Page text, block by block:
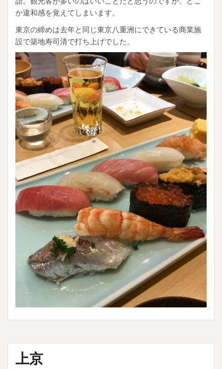
か違和感を覚えてしまいます。
東京の締めは去年と同じ東京八重洲にできている商業施
設で築地寿司清で打ち上げでした。
上京